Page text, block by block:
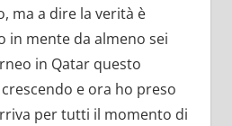
ma a dire la verità è
in mente da almeno sei
in Qatar questo
e ora ho preso
per tutti il momento di